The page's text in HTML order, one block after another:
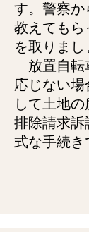
す。警察か
教えてもら
を取りまし
放置自転
応じない
して土地
排除請求訴
式な手続き